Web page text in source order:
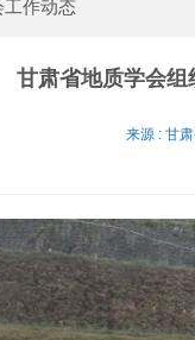
作动态
甘肃省地质学会
来源 : 甘